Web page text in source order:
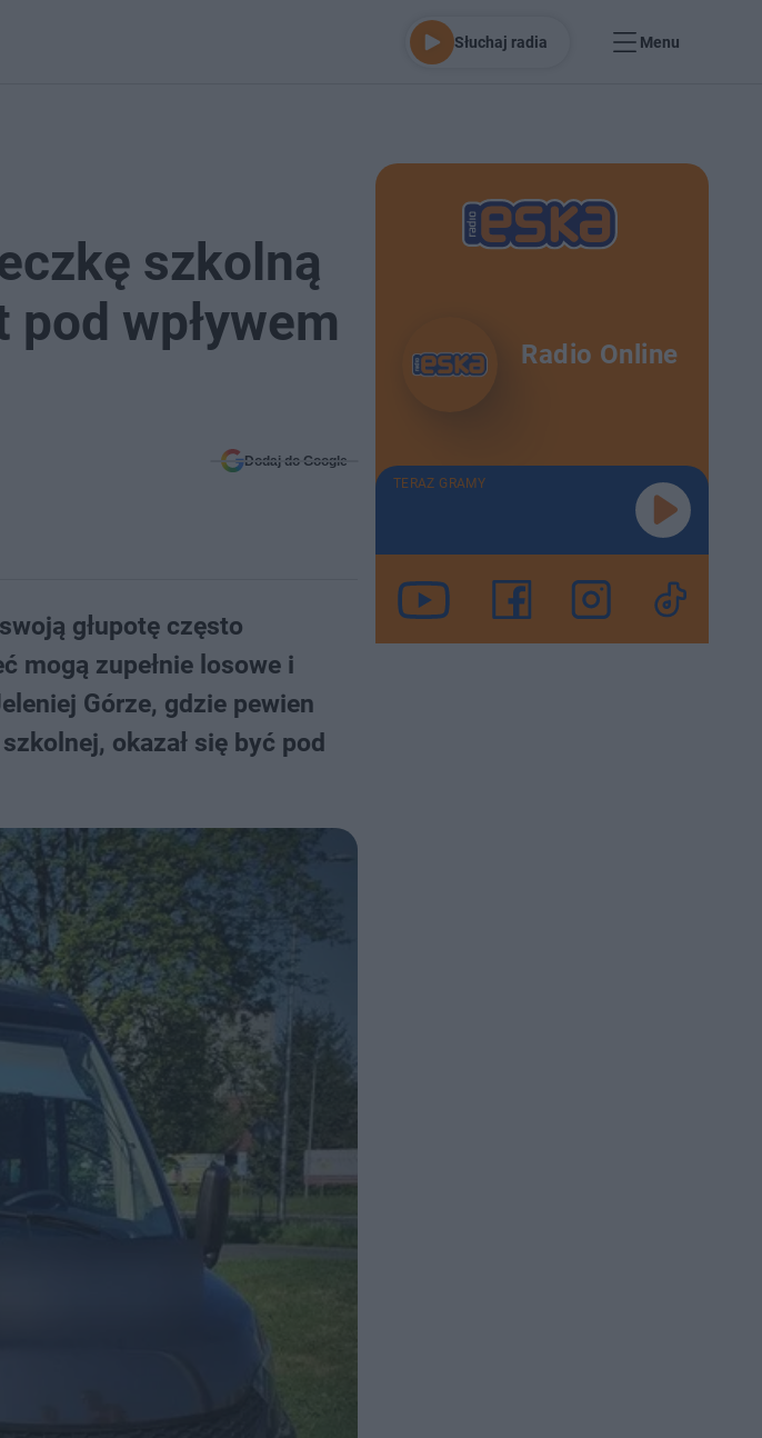
Słuchaj radia Menu
szkolną
pod wpływem
Dodaj do Google
głupotę często
mogą zupełnie losowe i
Górze, gdzie pewien
okazał się być pod
Radio Online
TERAZ GRAMY